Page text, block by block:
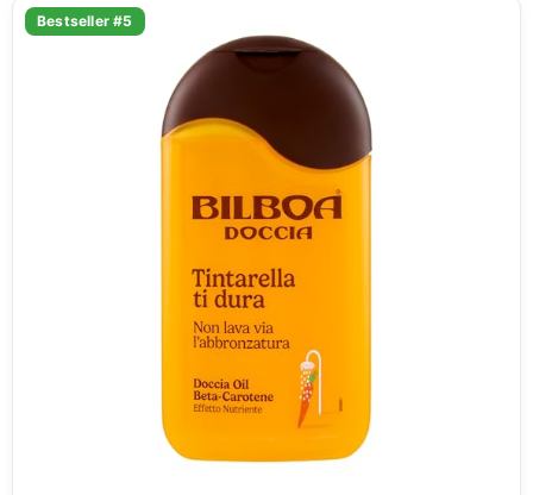
Bestseller #5